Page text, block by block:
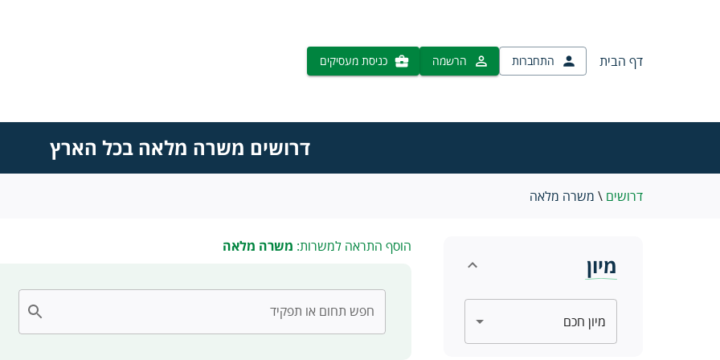
דף הבית התחברות הרשמה כניסת מעסיקים
דרושים משרה מלאה בכל הארץ
דרושים \ משרה מלאה
מיון
הוסף התראה למשרות: משרה מלאה
חפש תחום או תפקיד